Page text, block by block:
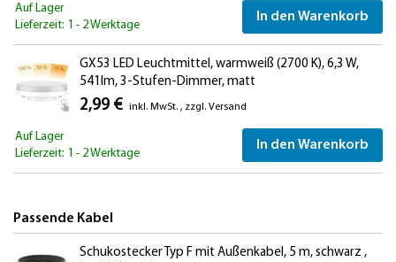
Auf Lager
Lieferzeit: 1 - 2 Werktage
In den Warenkorb
GX53 LED Leuchtmittel, warmweiß (2700 K), 6,3 W,
541lm, 3-Stufen-Dimmer, matt
2,99 € inkl. MwSt. , zzgl. Versand
Auf Lager
Lieferzeit: 1 - 2 Werktage
In den Warenkorb
Passende Kabel
Schukostecker Typ F mit Außenkabel, 5 m, schwarz ,